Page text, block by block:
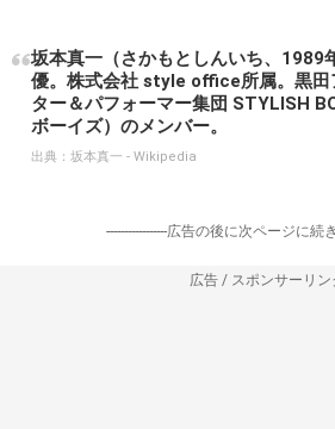
坂本真一（さかもとしんいち、1989
優。株式会社 style office所属。黒田
ター＆パフォーマー集団 STYLISH
ボーイズ）のメンバー。
出典： 坂本真一 - Wikipedia
-----------------広告の後に次ページに続
広告 / スポンサーリン